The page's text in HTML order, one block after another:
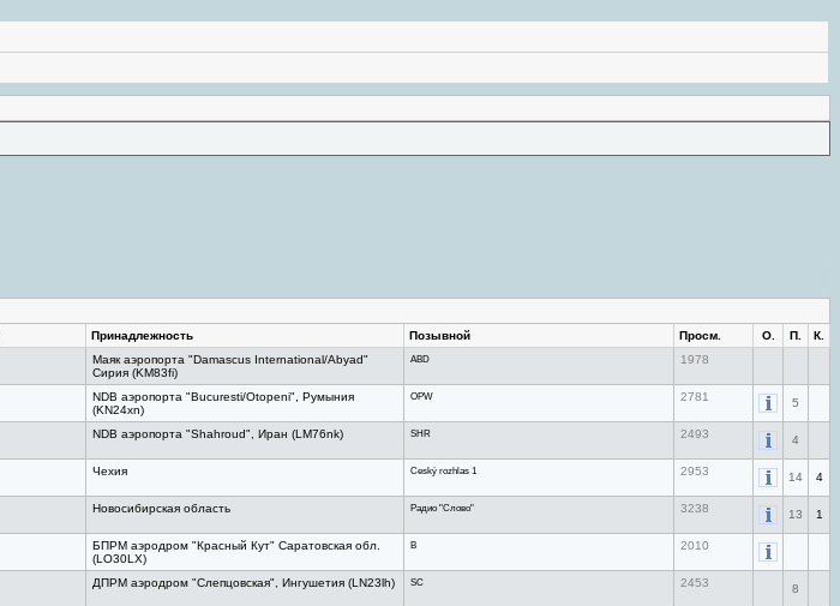
Принадлежность Позывной Просм. О. П.
К.
Маяк аэропорта "Damascus International/Abyad"
Сирия (KM83fi)
ABD 1978
NDB аэропорта "Bucuresti/Otopeni", Румыния
(KN24xn)
OPW 2781 5
NDB аэропорта "Shahroud", Иран (LM76nk) SHR 2493 4
Чехия Ceský rozhlas 1 2953 14 4
Новосибирская область Радио "Слово" 3238 13 1
БПРМ аэродром "Красный Кут" Саратовская обл.
(LO30LX)
B 2010
ДПРМ аэродром "Слепцовская", Ингушетия (LN23lh) SC 2453 8